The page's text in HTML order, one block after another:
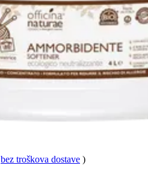
bez troškova dostave )